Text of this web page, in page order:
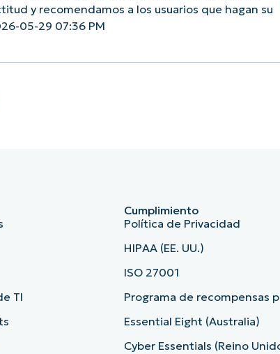
y recomendamos a los usuarios que hagan su
05-29 07:36 PM
TI
Cumplimiento
Política de Privacidad
HIPAA (EE. UU.)
ISO 27001
Programa de recompensas
Essential Eight (Australia)
Cyber Essentials (Reino